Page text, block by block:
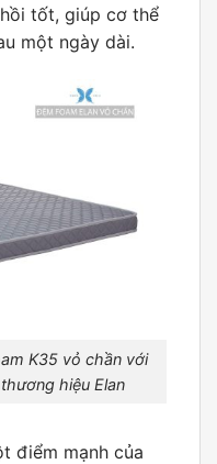
tốt, giúp cơ thể
một ngày dài.
K35 vỏ chần với
hiệu Elan
điểm mạnh của